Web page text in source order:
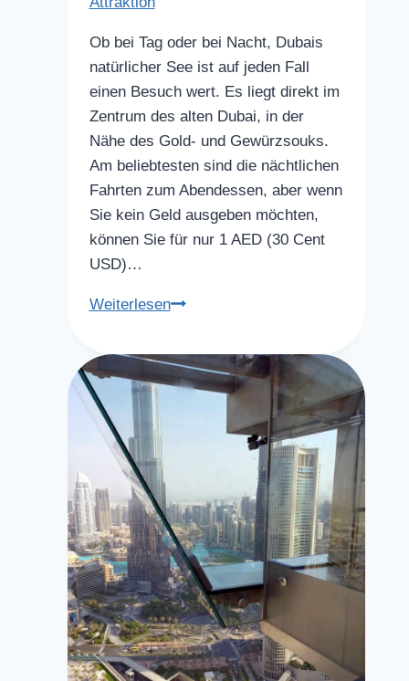
Ob bei Tag oder bei Nacht, Dubais
natürlicher See ist auf jeden Fall
einen Besuch wert. Es liegt direkt im
Zentrum des alten Dubai, in der
Nähe des Gold- und Gewürzsouks.
Am beliebtesten sind die nächtlichen
Fahrten zum Abendessen, aber wenn
Sie kein Geld ausgeben möchten,
können Sie für nur 1 AED (30 Cent
USD)…
WeiterlesenDubai